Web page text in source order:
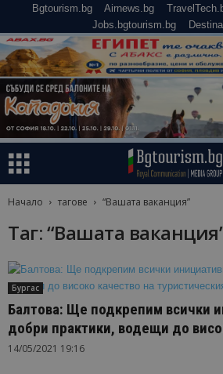
Bgtourism.bg Airnews.bg
Jobs.bgtourism.bg
Начало тагове “Вашата ваканция”
Таг: “Вашата
Бургас
Балтова: Ще подкрепим всички
добри практики, водещи до
14/05/2021 19:16